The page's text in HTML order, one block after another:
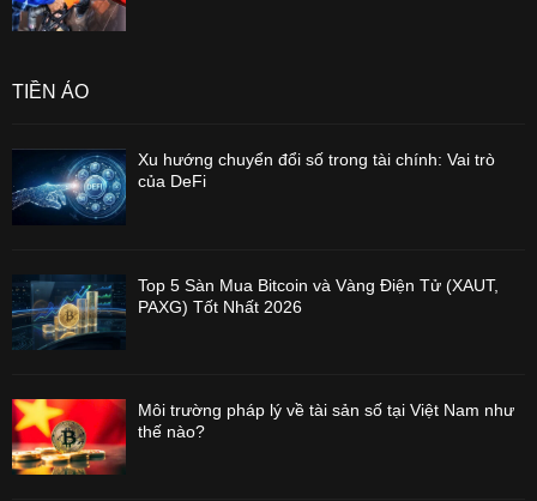
TIỀN ẢO
Xu hướng chuyển đổi số trong tài chính: Vai trò
của DeFi
Top 5 Sàn Mua Bitcoin và Vàng Điện Tử (XAUT,
PAXG) Tốt Nhất 2026
Môi trường pháp lý về tài sản số tại Việt Nam như
thế nào?